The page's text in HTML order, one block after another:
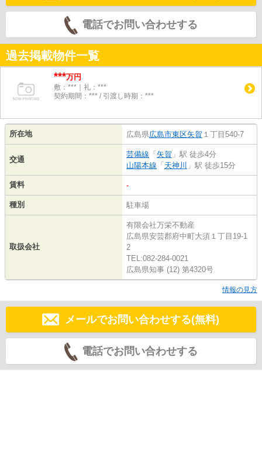
電話でお問い合わせする
過去掲載物件一覧
***万円
敷：***｜礼：***
契約期間：*** / 引渡し時期：***
所在地 広島県広島市東区矢賀 １丁目540-7
交通
芸備線 「矢賀 」駅 徒歩4分
山陽本線 「天神川 」駅 徒歩15分
賃料 -
種別 駐車場
取扱会社
有限会社万栄不動産
広島県安芸郡府中町大須１丁目19-1
2
TEL:082-284-0021
広島県知事 (12) 第4320号
情報の見方
メールでお問い合わせする(無料)
電話でお問い合わせする